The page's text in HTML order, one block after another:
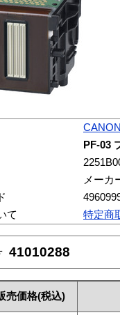
PF-03
メーカ
て
特定商
41010288
売価格(税込)